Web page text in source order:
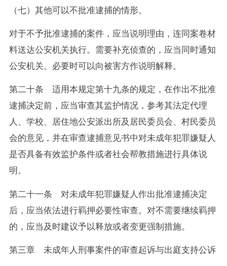
（七）其他可以不批准逮捕的情形。
对于不予批准逮捕的案件，应当说明理由，连同案卷材
料送达公安机关执行。需要补充侦查的，应当同时通知
公安机关。必要时可以向被害方作说明解释。
第二十条 适用本规定第十九条的规定，在作出不批准
逮捕决定前，应当审查其监护情况，参考其法定代理
人、学校、居住地公安派出所及居民委员会、村民委员
会的意见，并在审查逮捕意见书中对未成年犯罪嫌疑人
是否具备有效监护条件或者社会帮教措施进行具体说
明。
第二十一条 对未成年犯罪嫌疑人作出批准逮捕决定
后，应当依法进行羁押必要性审查。对不需要继续羁押
的，应当及时建议予以释放或者变更强制措施。
第三章 未成年人刑事案件的审查起诉与出庭支持公诉